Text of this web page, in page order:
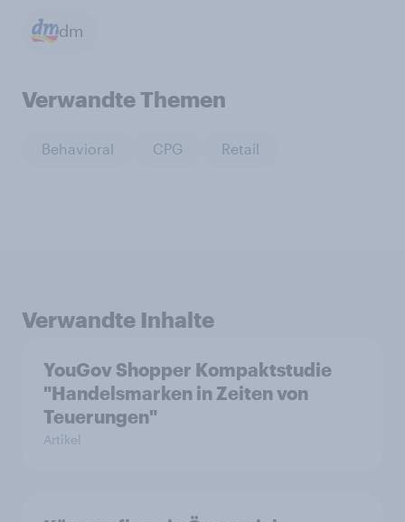
dm
Verwandte Themen
Behavioral CPG Retail
Verwandte Inhalte
YouGov Shopper Kompaktstudie
"Handelsmarken in Zeiten von
Teuerungen"
Artikel